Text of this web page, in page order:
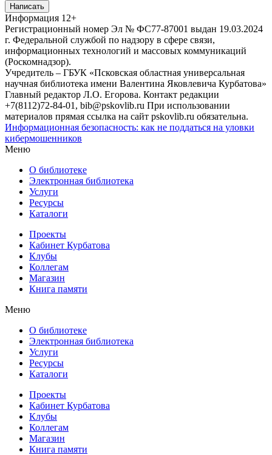
Написать
Информация 12+
Регистрационный номер Эл № ФС77-87001 выдан 19.03.2024
г. Федеральной службой по надзору в сфере связи,
информационных технологий и массовых коммуникаций
(Роскомнадзор).
Учредитель – ГБУК «Псковская областная универсальная
научная библиотека имени Валентина Яковлевича Курбатова»
Главный редактор Л.О. Егорова. Контакт редакции
+7(8112)72-84-01, bib@pskovlib.ru При использовании
материалов прямая ссылка на сайт pskovlib.ru обязательна.
Информационная безопасность: как не поддаться на уловки
кибермошенников
Меню
О библиотеке
Электронная библиотека
Услуги
Ресурсы
Каталоги
Проекты
Кабинет Курбатова
Клубы
Коллегам
Магазин
Книга памяти
Меню
О библиотеке
Электронная библиотека
Услуги
Ресурсы
Каталоги
Проекты
Кабинет Курбатова
Клубы
Коллегам
Магазин
Книга памяти